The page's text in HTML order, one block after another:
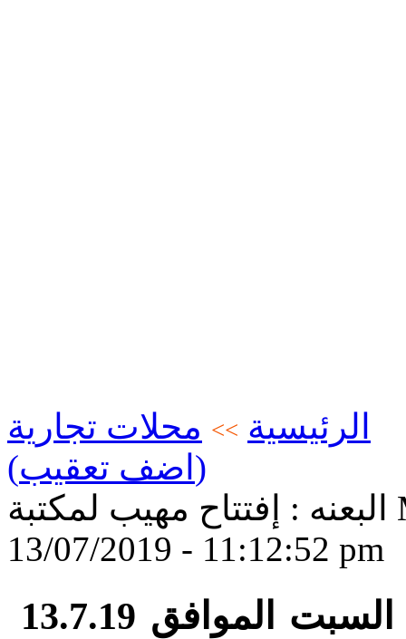
الرئيسية >> محلات تجارية
(اضف تعقيب)
13/07/2019 - 11:12:52 pm
بأجواء خاصة ومميزة تم اليوم السبت الموافق 13.7.19